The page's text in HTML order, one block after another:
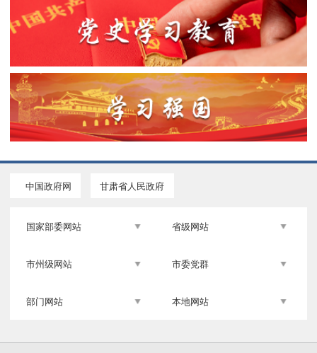
中国政府网 甘肃省人民政府
国家部委网站 省级网站
市州级网站 市委党群
部门网站 本地网站